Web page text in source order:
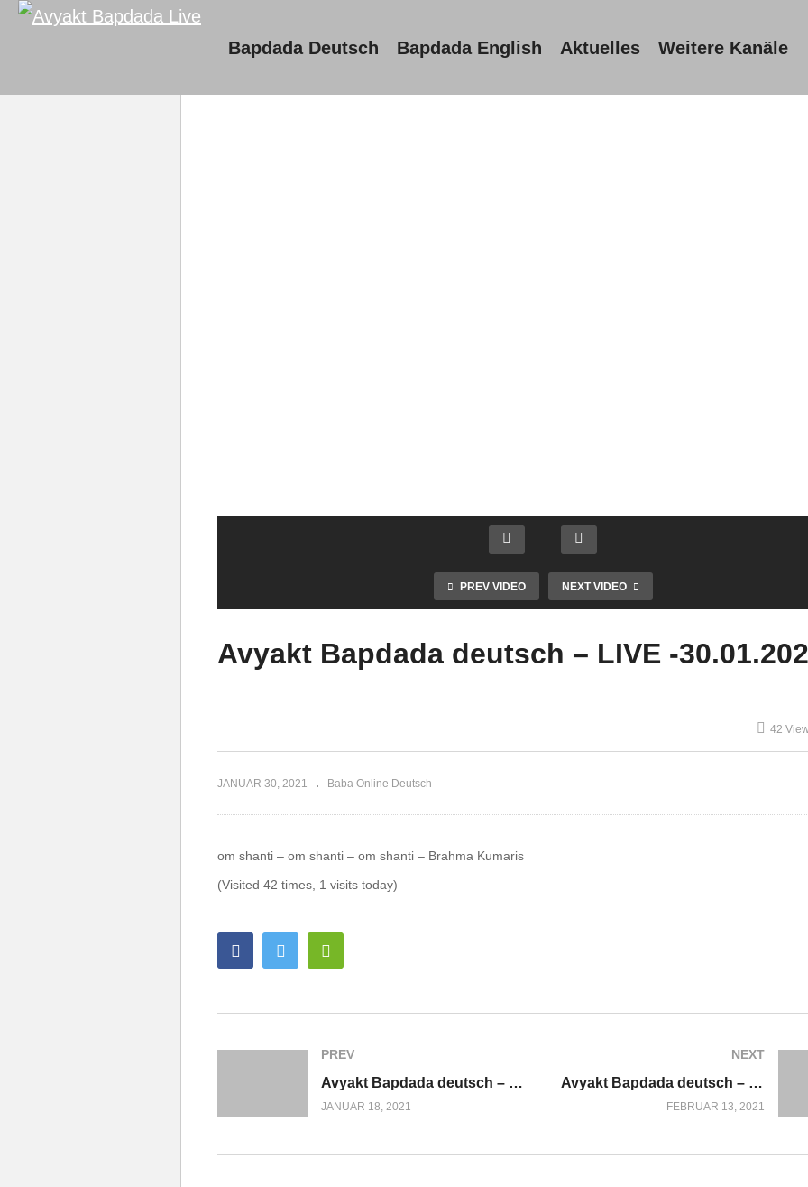
Bapdada Deutsch Bapdada English Aktuelles Weitere Kanäle
PREV VIDEO NEXT VIDEO
Avyakt Bapdada deutsch – LIVE -
42
JANUAR 30, 2021 Baba Online Deutsch
om shanti – om shanti – om shanti – Brahma Kumaris
(Visited 42 times, 1 visits today)
PREV
Avyakt Bapdada deutsch – LIVE -18.01.2021 *** BrahmaBaba’s Day of Rememberance
JANUAR 18, 2021
NEXT
Avyakt Bapdada deutsch – LIVE -13.02.2021 ***
FEBRUAR 13, 2021